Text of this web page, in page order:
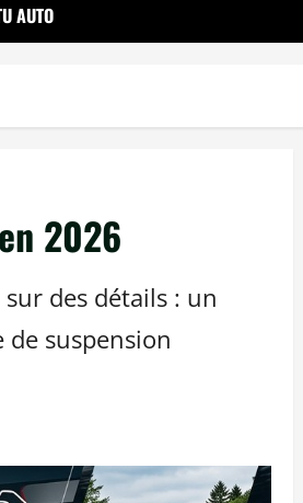
AUTO
2026
des détails : un
suspension